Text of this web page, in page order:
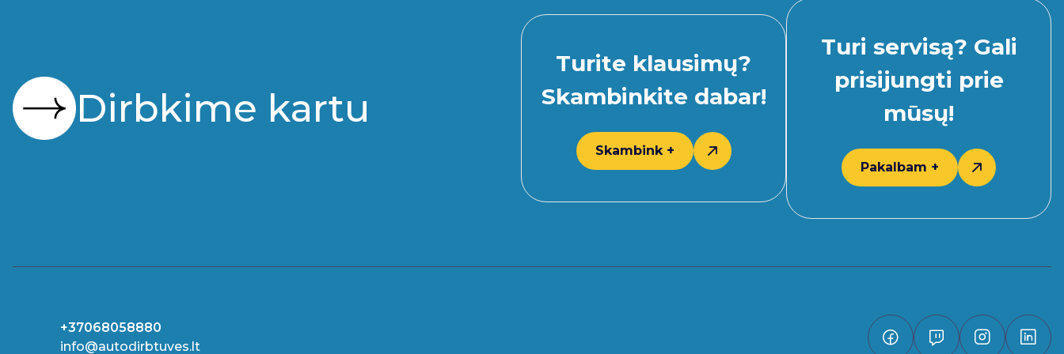
Dirbkime kartu
Turite klausimų?
Skambinkite dabar!
Skambink +
Turi servisą? Gali
prisijungti prie
mūsų!
Pakalbam +
+37068058880
info@autodirbtuves.lt